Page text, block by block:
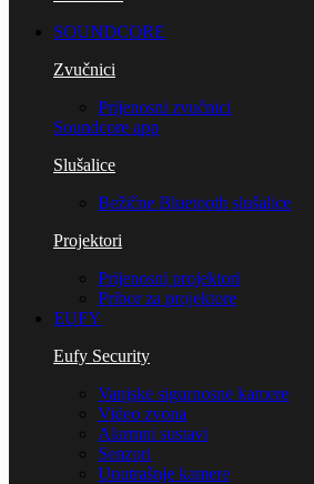
SOUNDCORE
Zvučnici
Prijenosni zvučnici
Soundcore app
Slušalice
Bežične Bluetooth slušalice
Projektori
Prijenosni projektori
Pribor za projektore
EUFY
Eufy Security
Vanjske sigurnosne kamere
Video zvona
Alarmni sustavi
Senzori
Unutrašnje kamere